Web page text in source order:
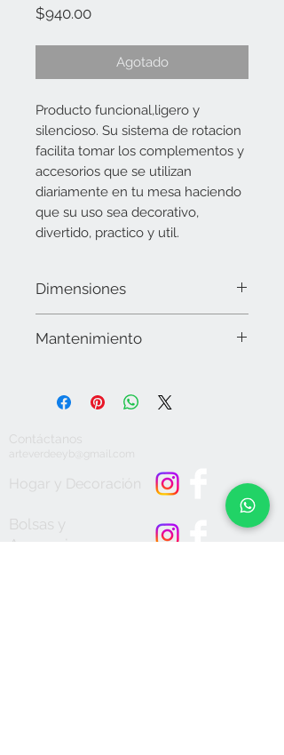
$940.00Precio
Agotado
Producto funcional,ligero y
silencioso. Su sistema de rotacion
facilita tomar los complementos y
accesorios que se utilizan
diariamente en tu mesa haciendo
que su uso sea decorativo,
divertido, practico y util.
Dimensiones
Mantenimiento
utilizar químicos o detergentes
en agua. No apto para lavavajillas ni
microondas. No dejar expuesto a la
Contáctanos
arteverdeeyb@gmail.com
Hogar y Decoración
Bolsas y
Accesorios